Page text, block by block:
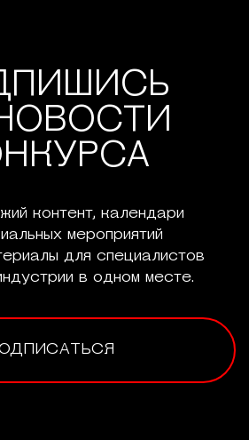
контент, календари
мероприятий
для специалистов
в одном месте.